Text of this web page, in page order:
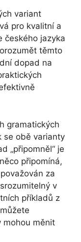
variant
pro kvalitní a
českého jazyka
těmto
dopad na
gramatických
se obě varianty
„připomněl“ je
připomíná,
za
v
příkladů z
mohou měnit